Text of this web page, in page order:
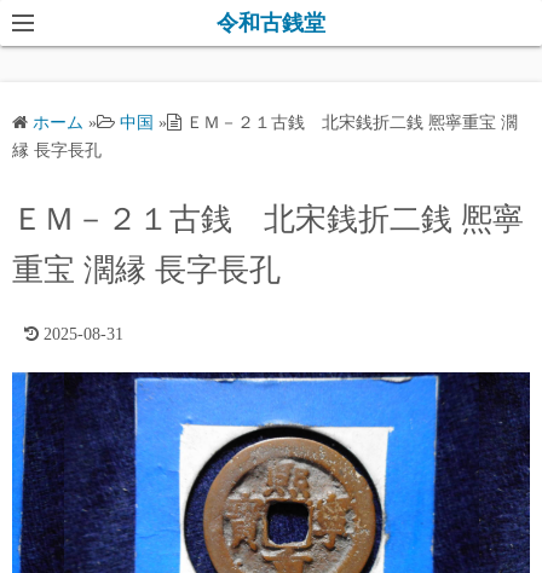
コ
ン
ツ
ッ
令和古銭堂
ホーム » 中国 »
ＥＭ－２１古銭 北宋銭折二銭 熈寧重宝 濶
縁 長字長孔
ＥＭ－２１古銭 北宋銭折二銭 熈寧
重宝 濶縁 長字長孔
2025-08-31